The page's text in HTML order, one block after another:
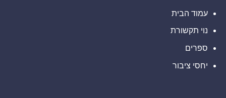
לבחינת
של
דיגיטליים
בבהוטן
השני
של
עמוד הבית
נוי תקשורת
ספרים
יחסי ציבור